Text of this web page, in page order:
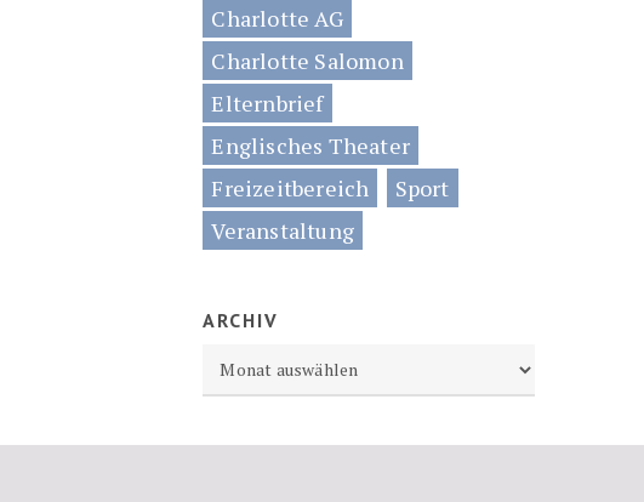
Charlotte AG
Charlotte Salomon
Elternbrief
Englisches Theater
Freizeitbereich
Sport
Veranstaltung
ARCHIV
Archiv